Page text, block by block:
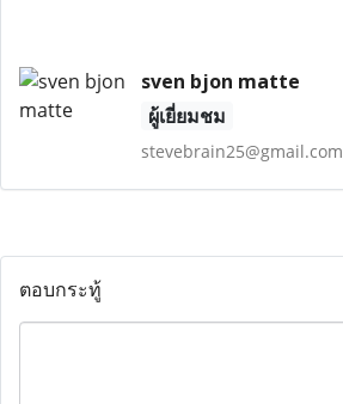
sven bjon matte
ผู้เยี่ยมชม
stevebrain25@gmail.com
ตอบกระทู้